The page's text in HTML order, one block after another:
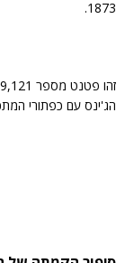
1873.
הג'ינס עם כפתורי